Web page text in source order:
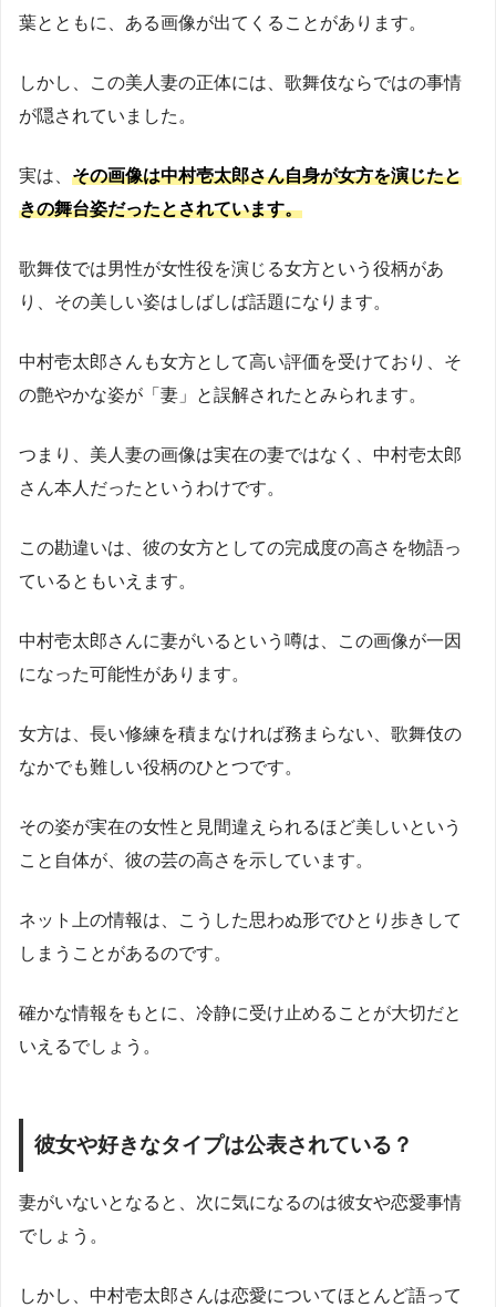
葉とともに、ある画像が出てくることがあります。
しかし、この美人妻の正体には、歌舞伎ならではの事情
が隠されていました。
実は、 その画像は中村壱太郎さん自身が女方を演じたと
きの舞台姿だったとされています。
歌舞伎では男性が女性役を演じる女方という役柄があ
り、その美しい姿はしばしば話題になります。
中村壱太郎さんも女方として高い評価を受けており、そ
の艶やかな姿が「妻」と誤解されたとみられます。
つまり、美人妻の画像は実在の妻ではなく、中村壱太郎
さん本人だったというわけです。
この勘違いは、彼の女方としての完成度の高さを物語っ
ているともいえます。
中村壱太郎さんに妻がいるという噂は、この画像が一因
になった可能性があります。
女方は、長い修練を積まなければ務まらない、歌舞伎の
なかでも難しい役柄のひとつです。
その姿が実在の女性と見間違えられるほど美しいという
こと自体が、彼の芸の高さを示しています。
ネット上の情報は、こうした思わぬ形でひとり歩きして
しまうことがあるのです。
確かな情報をもとに、冷静に受け止めることが大切だと
いえるでしょう。
彼女や好きなタイプは公表されている？
妻がいないとなると、次に気になるのは彼女や恋愛事情
でしょう。
しかし、中村壱太郎さんは恋愛についてほとんど語って